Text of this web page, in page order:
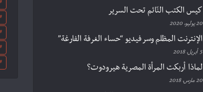
كيس الكتب النّائم تحت السرير
20 يوليو، 2020
الإنترنت المظلم وسر فيديو “حساء الغرفة الفارغة”
5 أبريل، 2018
لماذا أربكت المرأة المصرية هيرودوت؟
20 مارس، 2018